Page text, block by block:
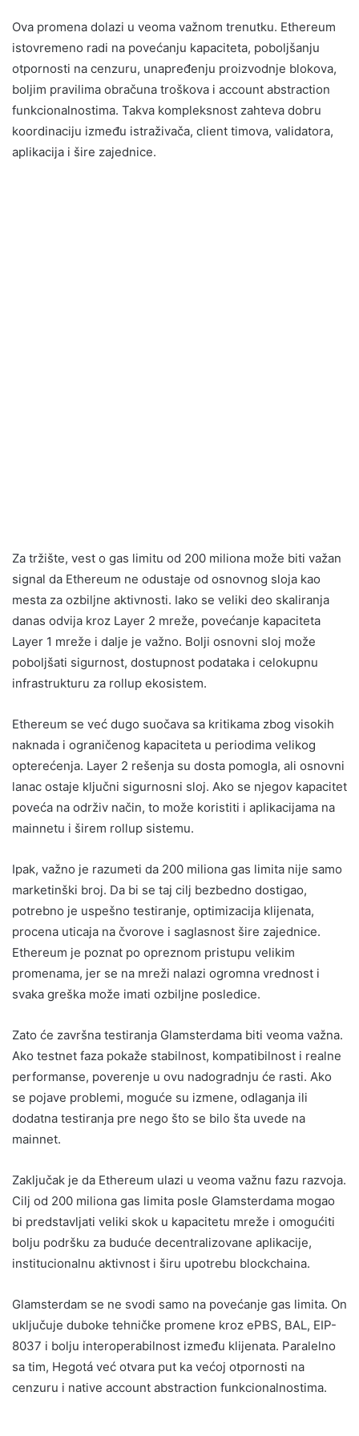
Ova promena dolazi u veoma važnom trenutku. Ethereum
istovremeno radi na povećanju kapaciteta, poboljšanju
otpornosti na cenzuru, unapređenju proizvodnje blokova,
boljim pravilima obračuna troškova i account abstraction
funkcionalnostima. Takva kompleksnost zahteva dobru
koordinaciju između istraživača, client timova, validatora,
aplikacija i šire zajednice.
Za tržište, vest o gas limitu od 200 miliona može biti važan
signal da Ethereum ne odustaje od osnovnog sloja kao
mesta za ozbiljne aktivnosti. Iako se veliki deo skaliranja
danas odvija kroz Layer 2 mreže, povećanje kapaciteta
Layer 1 mreže i dalje je važno. Bolji osnovni sloj može
poboljšati sigurnost, dostupnost podataka i celokupnu
infrastrukturu za rollup ekosistem.
Ethereum se već dugo suočava sa kritikama zbog visokih
naknada i ograničenog kapaciteta u periodima velikog
opterećenja. Layer 2 rešenja su dosta pomogla, ali osnovni
lanac ostaje ključni sigurnosni sloj. Ako se njegov kapacitet
poveća na održiv način, to može koristiti i aplikacijama na
mainnetu i širem rollup sistemu.
Ipak, važno je razumeti da 200 miliona gas limita nije samo
marketinški broj. Da bi se taj cilj bezbedno dostigao,
potrebno je uspešno testiranje, optimizacija klijenata,
procena uticaja na čvorove i saglasnost šire zajednice.
Ethereum je poznat po opreznom pristupu velikim
promenama, jer se na mreži nalazi ogromna vrednost i
svaka greška može imati ozbiljne posledice.
Zato će završna testiranja Glamsterdama biti veoma važna.
Ako testnet faza pokaže stabilnost, kompatibilnost i realne
performanse, poverenje u ovu nadogradnju će rasti. Ako
se pojave problemi, moguće su izmene, odlaganja ili
dodatna testiranja pre nego što se bilo šta uvede na
mainnet.
Zaključak je da Ethereum ulazi u veoma važnu fazu razvoja.
Cilj od 200 miliona gas limita posle Glamsterdama mogao
bi predstavljati veliki skok u kapacitetu mreže i omogućiti
bolju podršku za buduće decentralizovane aplikacije,
institucionalnu aktivnost i širu upotrebu blockchaina.
Glamsterdam se ne svodi samo na povećanje gas limita. On
uključuje duboke tehničke promene kroz ePBS, BAL, EIP-
8037 i bolju interoperabilnost između klijenata. Paralelno
sa tim, Hegotá već otvara put ka većoj otpornosti na
cenzuru i native account abstraction funkcionalnostima.